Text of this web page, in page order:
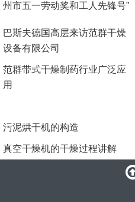
州市五一劳动奖和工人先锋号”
巴斯夫德国高层来访范群干燥
设备有限公司
范群带式干燥制药行业广泛应
用
污泥烘干机的构造
真空干燥机的干燥过程讲解